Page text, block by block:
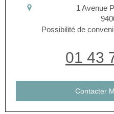
1 Avenue
Possibilité de
01 43
Contacter